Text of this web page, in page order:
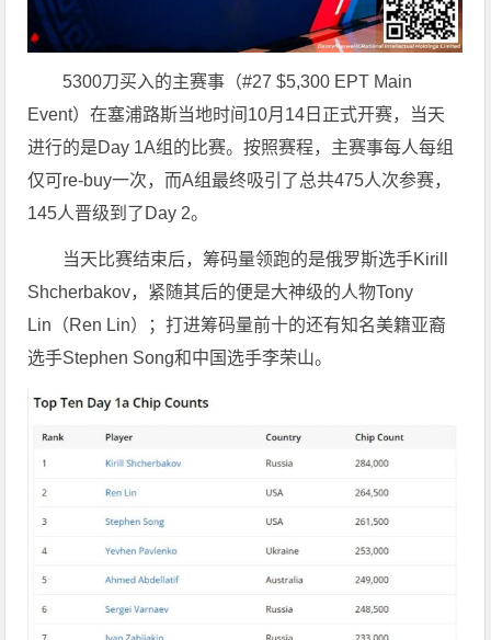
5300刀买入的主赛事（#27 $5,300 EPT Main
Event）在塞浦路斯当地时间10月14日正式开赛，当天
进行的是Day 1A组的比赛。按照赛程，主赛事每人每组
仅可re-buy一次，而A组最终吸引了总共475人次参赛，
145人晋级到了Day 2。
当天比赛结束后，筹码量领跑的是俄罗斯选手Kirill
Shcherbakov，紧随其后的便是大神级的人物Tony
Lin（Ren Lin）；打进筹码量前十的还有知名美籍亚裔
选手Stephen Song和中国选手李荣山。